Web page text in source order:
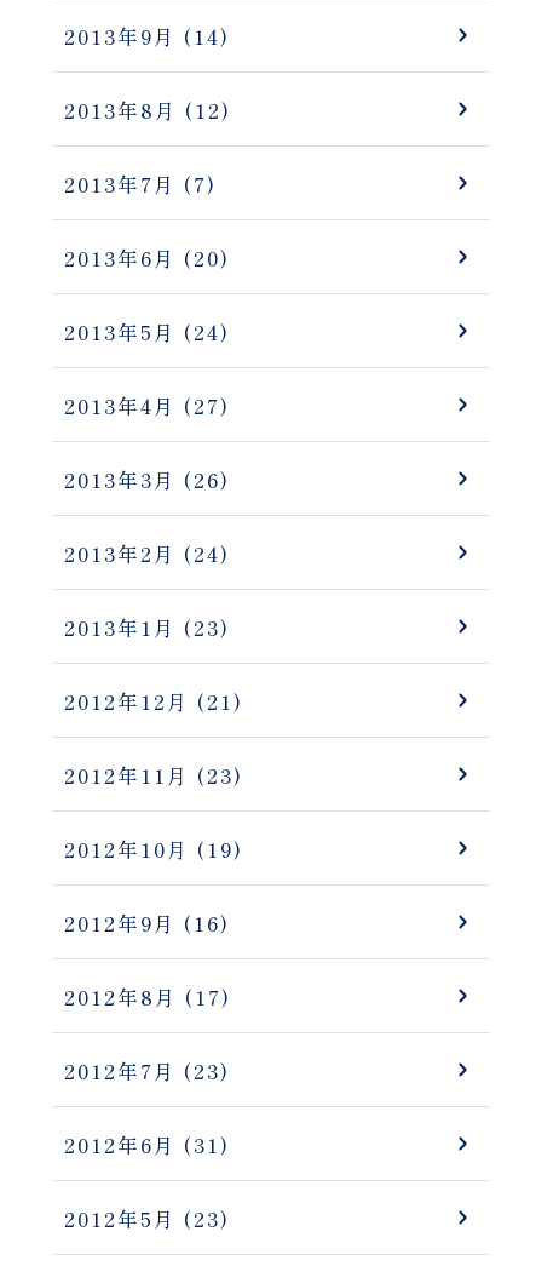
2013年9月 (14)
2013年8月 (12)
2013年7月 (7)
2013年6月 (20)
2013年5月 (24)
2013年4月 (27)
2013年3月 (26)
2013年2月 (24)
2013年1月 (23)
2012年12月 (21)
2012年11月 (23)
2012年10月 (19)
2012年9月 (16)
2012年8月 (17)
2012年7月 (23)
2012年6月 (31)
2012年5月 (23)